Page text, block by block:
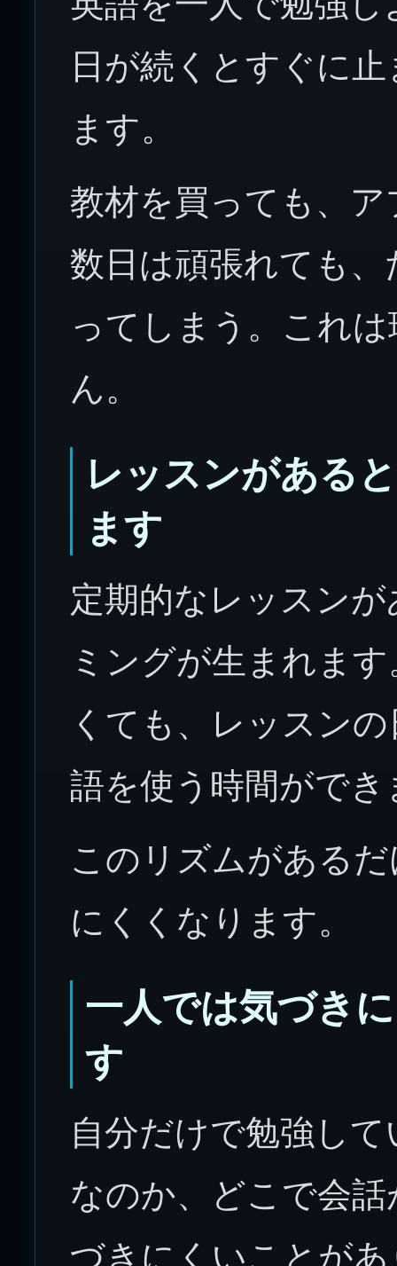
日が続くとすぐに
ます。
教材を買っても、
数日は頑張れても
ってしまう。これ
ん。
レッスンがある
ます
定期的なレッスン
ミングが生まれま
くても、レッスン
語を使う時間ができ
このリズムがある
にくくなります。
一人では気づき
す
自分だけで勉強し
なのか、どこで会
づきにくいことが